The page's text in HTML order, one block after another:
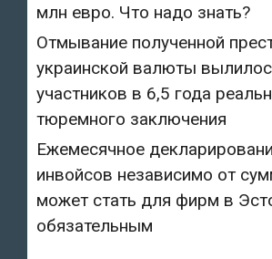
млн евро. Что надо знать?
Отмывание полученной
украинской валюты
участников в 6,5 года
тюремного заключения
Ежемесячное
инвойсов независимо от
может стать для фирм в
обязательным